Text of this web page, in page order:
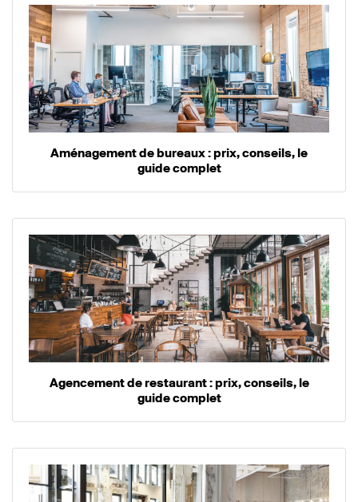
Aménagement de bureaux : prix, conseils, le
guide complet
Agencement de restaurant : prix, conseils, le
guide complet